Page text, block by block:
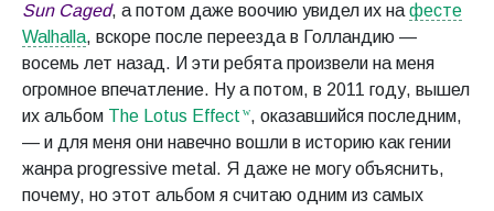
Sun Caged, а потом даже воочию увидел их на фесте
Walhalla, вскоре после переезда в Голландию —
восемь лет назад. И эти ребята произвели на меня
огромное впечатление. Ну а потом, в 2011 году, вышел
их альбом The Lotus Effect
, оказавшийся последним,
— и для меня они навечно вошли в историю как гении
жанра progressive metal. Я даже не могу объяснить,
почему, но этот альбом я считаю одним из самых